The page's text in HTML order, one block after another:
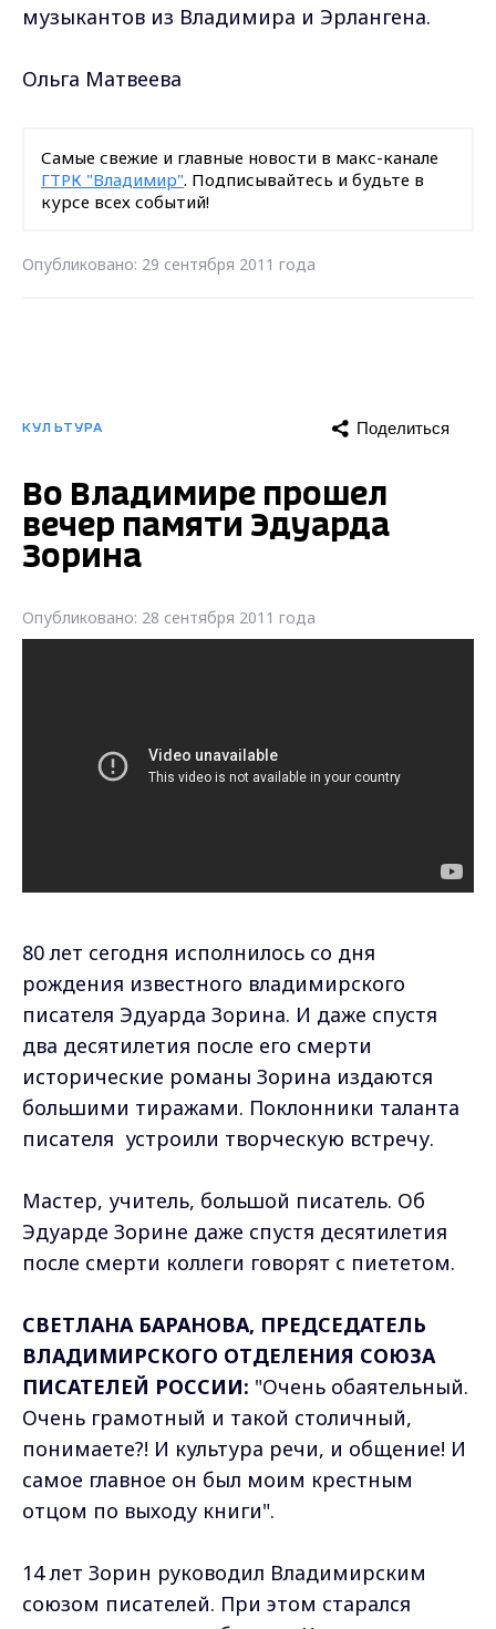
музыкантов из Владимира и Эрлангена.
Ольга Матвеева
Самые свежие и главные новости в макс-канале
ГТРК "Владимир". Подписывайтесь и будьте в
курсе всех событий!
Опубликовано: 29 сентября 2011 года
КУЛЬТУРА Поделиться
Во Владимире прошел
вечер памяти Эдуарда
Зорина
Опубликовано: 28 сентября 2011 года
80 лет сегодня исполнилось со дня
рождения известного владимирского
писателя Эдуарда Зорина. И даже спустя
два десятилетия после его смерти
исторические романы Зорина издаются
большими тиражами. Поклонники таланта
писателя устроили творческую встречу.
Мастер, учитель, большой писатель. Об
Эдуарде Зорине даже спустя десятилетия
после смерти коллеги говорят с пиететом.
СВЕТЛАНА БАРАНОВА, ПРЕДСЕДАТЕЛЬ
ВЛАДИМИРСКОГО ОТДЕЛЕНИЯ СОЮЗА
ПИСАТЕЛЕЙ РОССИИ: "Очень обаятельный.
Очень грамотный и такой столичный,
понимаете?! И культура речи, и общение! И
самое главное он был моим крестным
отцом по выходу книги".
14 лет Зорин руководил Владимирским
союзом писателей. При этом старался